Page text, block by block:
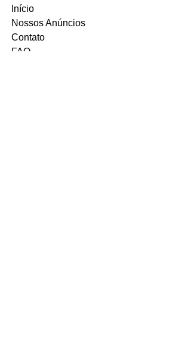
Início
Nossos Anúncios
Contato
FAQ